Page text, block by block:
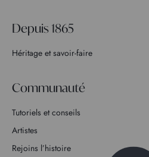
Depuis 1865
Héritage et savoir-faire
Communauté
Tutoriels et conseils
Artistes
Rejoins l’histoire